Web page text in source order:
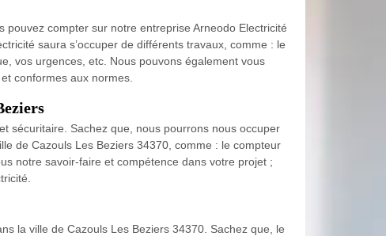
pouvez compter sur notre entreprise Arneodo Electricité
saura s’occuper de différents travaux, comme : le
vos urgences, etc. Nous pouvons également vous
conformes aux normes.
sécuritaire. Sachez que, nous pourrons nous occuper
de Cazouls Les Beziers 34370, comme : le compteur
notre savoir-faire et compétence dans votre projet ;
la ville de Cazouls Les Beziers 34370. Sachez que, le